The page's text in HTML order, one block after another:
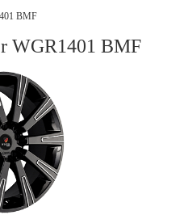
BMF
WGR1401 BMF